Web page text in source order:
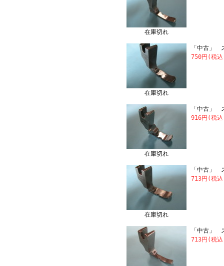
在庫切れ
在庫切れ
「中古」
750円(税
在庫切れ
「中古」
916円(税
在庫切れ
「中古」
713円(税
「中古」
713円(税